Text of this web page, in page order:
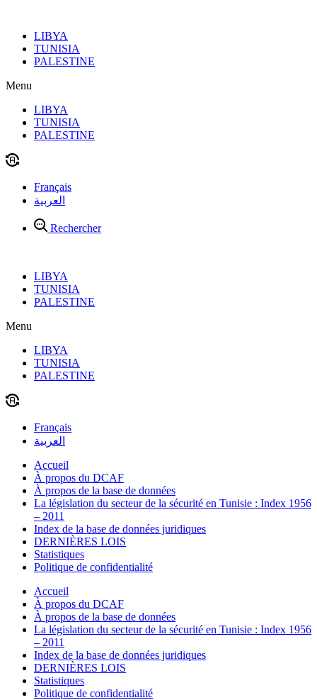
contenuLIBYA
TUNISIA
PALESTINE
Menu
LIBYA
TUNISIA
PALESTINE
Français
العربية
Rechercher
LIBYA
TUNISIA
PALESTINE
Menu
LIBYA
TUNISIA
PALESTINE
Français
العربية
Accueil
À propos du DCAF
À propos de la base de données
La législation du secteur de la sécurité en Tunisie : Index 1956
– 2011
Index de la base de données juridiques
DERNIÈRES LOIS
Statistiques
Politique de confidentialité
Accueil
À propos du DCAF
À propos de la base de données
La législation du secteur de la sécurité en Tunisie : Index 1956
– 2011
Index de la base de données juridiques
DERNIÈRES LOIS
Statistiques
Politique de confidentialité